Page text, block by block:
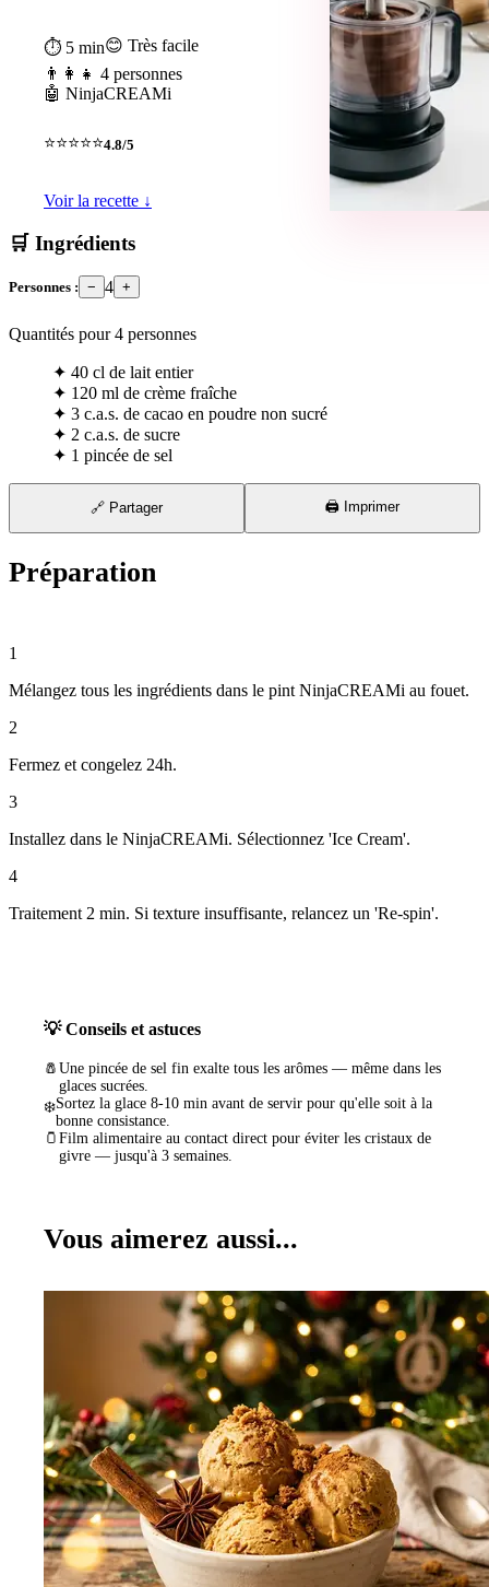
⏱ 5 min😊 Très facile
👨‍👩‍👧 4 personnes
🤖 NinjaCREAMi
⭐⭐⭐⭐⭐4.8/5
Voir la recette ↓
🛒 Ingrédients
Personnes : − 4 +
Quantités pour4 personnes
✦ 40 cl de lait entier
✦ 120 ml de crème fraîche
✦ 3 c.a.s. de cacao en poudre non sucré
✦ 2 c.a.s. de sucre
✦ 1 pincée de sel
🔗 Partager 🖨️ Imprimer
Préparation
1
Mélangez tous les ingrédients dans le pint NinjaCREAMi au fouet.
2
Fermez et congelez 24h.
3
Installez dans le NinjaCREAMi. Sélectionnez 'Ice Cream'.
4
Traitement 2 min. Si texture insuffisante, relancez un 'Re-spin'.
💡 Conseils et astuces
🧂 Une pincée de sel fin exalte tous les arômes — même dans les
glaces sucrées.
❄️Sortez la glace 8-10 min avant de servir pour qu'elle soit à la
bonne consistance.
🫙 Film alimentaire au contact direct pour éviter les cristaux de
givre — jusqu'à 3 semaines.
Vous aimerez aussi...